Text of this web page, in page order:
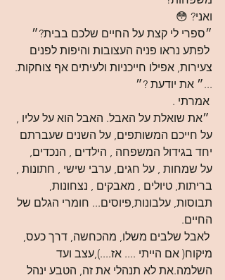
ואני? 😳
״ספרי לי קצת על החיים שלכם בבית?״
לפתע נראו פניה העצובות והיפות לפנים
צעירות, אפילו חייכניות ולעיתים אף צוחקות.
...״ את יודעת ?״
״את שואלת על האבל. האבל הוא על עליו ,
על חייכם המשותפים, על השנים שעברתם
יחד בגידול המשפחה , הילדים , הנכדים,
על שמחות , על חגים, ערבי שישי , חתונות ,
בריתות, טיולים , מאבקים , נצחונות,
תבוסות, עלבונות,פיוסים... חומרי הגלם של
החיים.
לאבל שלבים משלו, מהכחשה, דרך כעס,
מיקוח( אם הייתי .... אז....),עצב ועד
השלמה.את לא תנהלי את זה, הטבע ינהל